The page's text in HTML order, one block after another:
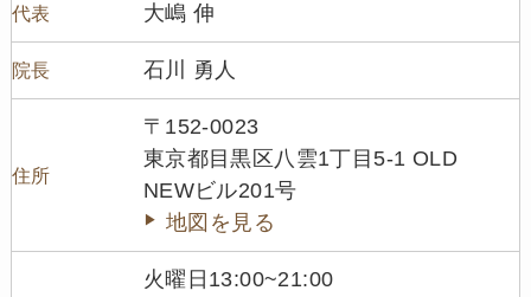
代表 大嶋 伸
院長 石川 勇人
住所
〒152-0023
東京都目黒区八雲1丁目5-1 OLD
NEWビル201号
地図を見る
火曜日13:00~21:00